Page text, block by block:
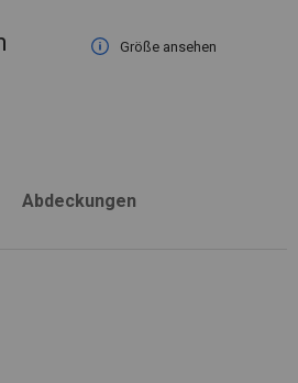
Größe ansehen
Abdeckungen